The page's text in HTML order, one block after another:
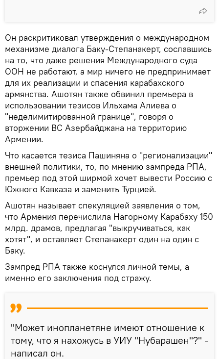
Он раскритиковал утверждения о международном
механизме диалога Баку-Степанакерт, сославшись
на то, что даже решения Международного суда
ООН не работают, а мир ничего не предпринимает
для их реализации и спасения карабахского
армянства. Ашотян также обвинил премьера в
использовании тезисов Ильхама Алиева о
"неделимитированной границе", говоря о
вторжении ВС Азербайджана на территорию
Армении.
Что касается тезиса Пашиняна о "регионализации"
внешней политики, то, по мнению зампреда РПА,
премьер под этой ширмой хочет вывести Россию с
Южного Кавказа и заменить Турцией.
Ашотян называет спекуляцией заявления о том,
что Армения перечислила Нагорному Карабаху 150
млрд. драмов, предлагая "выкручиваться, как
хотят", и оставляет Степанакерт один на один с
Баку.
Зампред РПА также коснулся личной темы, а
именно его заключения под стражу.
"Может инопланетяне имеют отношение к
тому, что я нахожусь в УИУ "Нубарашен"?" -
написал он.